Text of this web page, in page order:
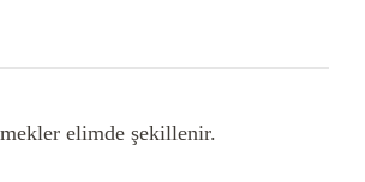
elimde şekillenir.